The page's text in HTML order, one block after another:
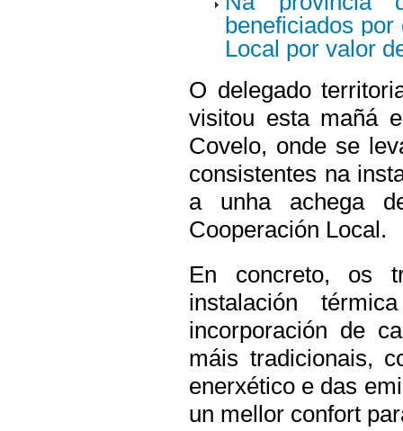
beneficiados
Local por valor
O delegado
visitou esta mañá
Covelo, onde se
consistentes na
a unha achega
Cooperación Local.
En concreto, os
instalación
incorporación de
máis tradicionais,
enerxético e das
un mellor confort